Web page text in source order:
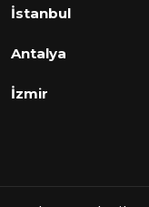
İstanbul
Antalya
İzmir